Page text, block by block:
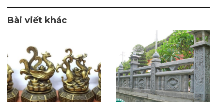
Bài viết khác